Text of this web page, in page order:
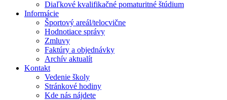
Diaľkové kvalifikačné pomaturitné štúdium
Informácie
Športový areál/telocvične
Hodnotiace správy
Zmluvy
Faktúry a objednávky
Archív aktualít
Kontakt
Vedenie školy
Stránkové hodiny
Kde nás nájdete